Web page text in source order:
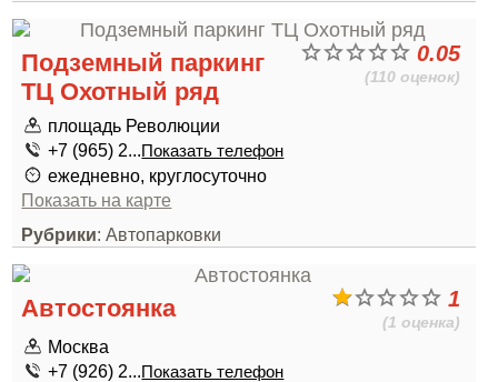
0.05
(110 оценок)
Подземный паркинг
ТЦ Охотный ряд
площадь Революции
+7 (965) 2...Показать телефон
ежедневно, круглосуточно
Показать на карте
Рубрики: Автопарковки
1
(1 оценка)
Автостоянка
Москва
+7 (926) 2...Показать телефон